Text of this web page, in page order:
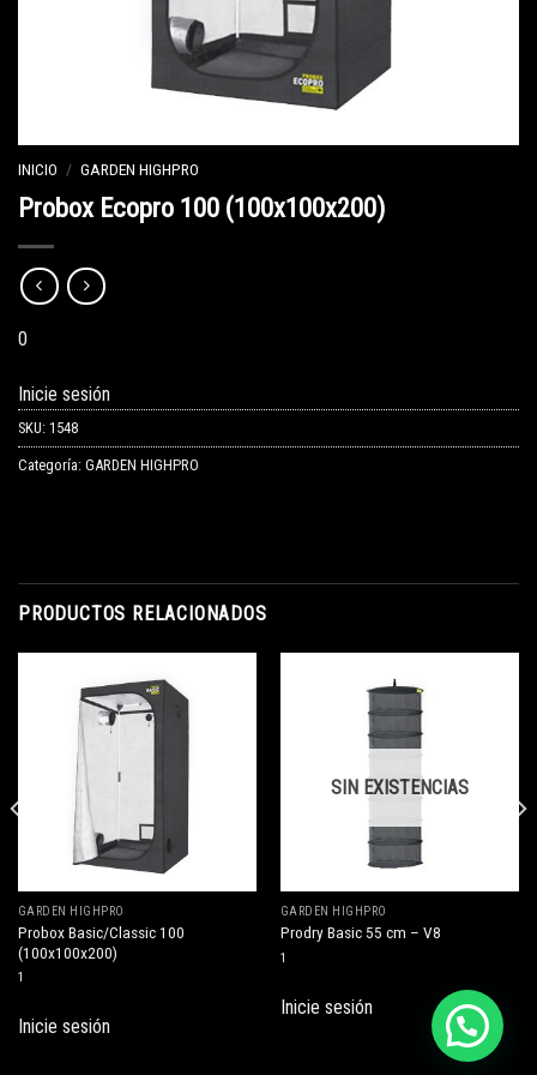
INICIO / GARDEN HIGHPRO
Probox Ecopro 100 (100x100x200)
0
Inicie sesión
SKU: 1548
Categoría: GARDEN HIGHPRO
PRODUCTOS RELACIONADOS
GARDEN HIGHPRO
Probox Basic/Classic 100
(100x100x200)
1
Inicie sesión
SIN EXISTENCIAS
GARDEN HIGHPRO
Prodry Basic 55 cm – V8
1
Inicie sesión